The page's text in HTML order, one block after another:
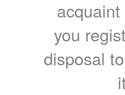
you
disposal